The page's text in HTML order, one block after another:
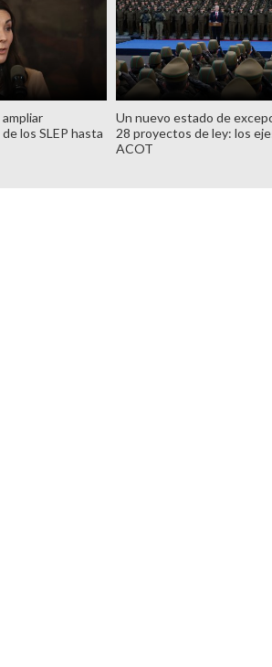
los SLEP hasta
Un nuevo estado de
28 proyectos de ley: los
ACOT